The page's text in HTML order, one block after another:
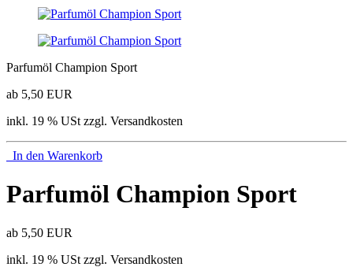
Parfumöl Champion Sport
ab 5,50 EUR
inkl. 19 % USt zzgl. Versandkosten
In den Warenkorb
Parfumöl Champion Sport
ab 5,50 EUR
inkl. 19 % USt zzgl. Versandkosten